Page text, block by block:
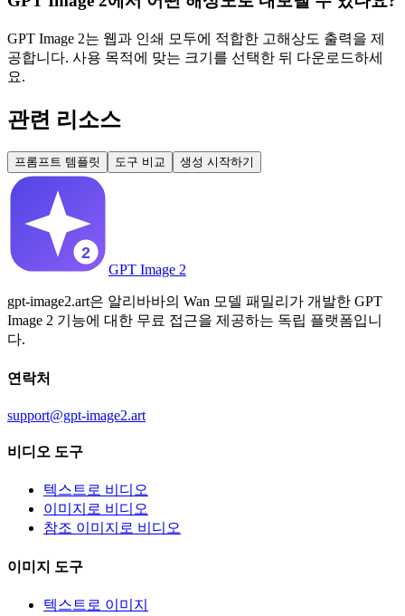
GPT Image 2는 웹과 인쇄 모두에 적합한 고해상도 출력을 제
공합니다. 사용 목적에 맞는 크기를 선택한 뒤 다운로드하세
요.
관련 리소스
프롬프트 템플릿 도구 비교 생성 시작하기
GPT Image 2
gpt-image2.art은 알리바바의 Wan 모델 패밀리가 개발한 GPT
Image 2 기능에 대한 무료 접근을 제공하는 독립 플랫폼입니
다.
연락처
support@gpt-image2.art
비디오 도구
텍스트로 비디오
이미지로 비디오
참조 이미지로 비디오
이미지 도구
텍스트로 이미지